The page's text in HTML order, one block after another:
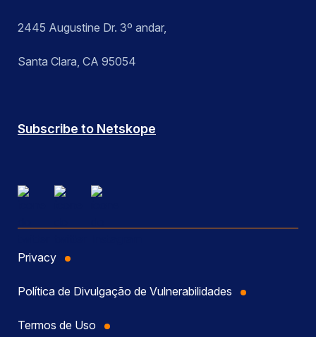
2445 Augustine Dr. 3º andar,
Santa Clara, CA 95054
Subscribe to Netskope
Privacy
Política de Divulgação de Vulnerabilidades
Termos de Uso